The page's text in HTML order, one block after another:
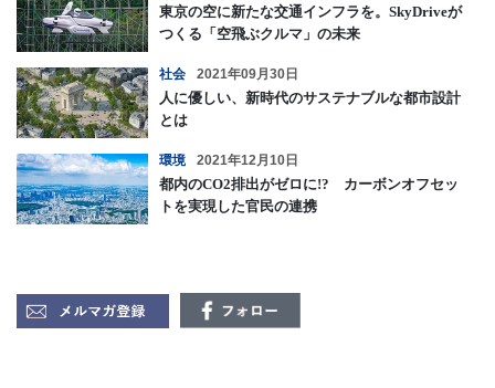
東京の空に新たな交通インフラを。SkyDriveが
つくる「空飛ぶクルマ」の未来
社会 2021年09月30日
人に優しい、新時代のサステナブルな都市設計
とは
環境 2021年12月10日
都内のCO2排出がゼロに!? カーボンオフセッ
トを実現した官民の連携